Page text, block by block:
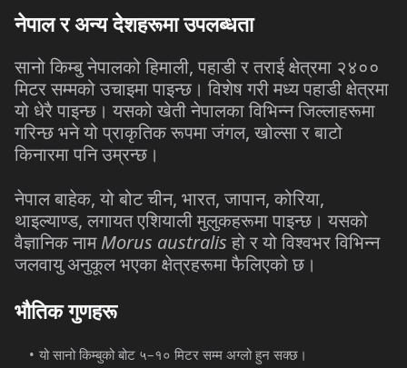
नेपालरअन्यदेशहरूमाउपलब्धता
सानो किम्बु नेपालको हिमाली, पहाडी र तराई क्षेत्रमा २४००
मिटर सम्मको उचाइमा पाइन्छ। विशेष गरी मध्य पहाडी क्षेत्रमा
यो धेरै पाइन्छ। यसको खेती नेपालका विभिन्न जिल्लाहरूमा
गरिन्छ भने यो प्राकृतिक रूपमा जंगल, खोल्सा र बाटो
किनारमा पनि उम्रन्छ।
नेपाल बाहेक, यो बोट चीन, भारत, जापान, कोरिया,
थाइल्याण्ड, लगायत एशियाली मुलुकहरूमा पाइन्छ। यसको
वैज्ञानिक नामMorus australisहो र यो विश्वभर विभिन्न
जलवायु अनुकूल भएका क्षेत्रहरूमा फैलिएको छ।
भौतिकगुणहरू
यो सानो किम्बुको बोट ५–१० मिटर सम्म अग्लो हुन सक्छ।